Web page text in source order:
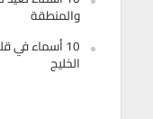
والمنطقة
10 أسماء في
الخليج